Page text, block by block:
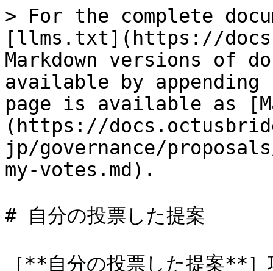
> For the complete
[llms.txt](https://
Markdown versions of
available by
page is available as
(https://
jp/governance/
my-votes.md).
# 自分の投票した提案
［**自分の投票した提案**